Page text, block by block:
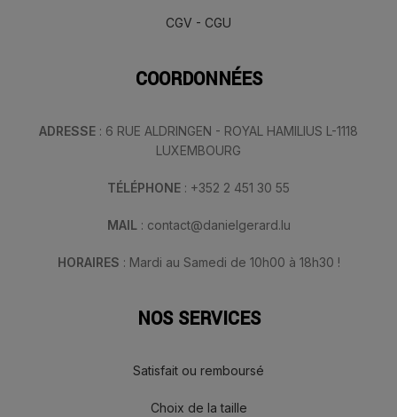
CGV - CGU
COORDONNÉES
ADRESSE : 6 RUE ALDRINGEN - ROYAL HAMILIUS L-1118
LUXEMBOURG
TÉLÉPHONE : +352 2 451 30 55
MAIL : contact@danielgerard.lu
HORAIRES : Mardi au Samedi de 10h00 à 18h30 !
NOS SERVICES
Satisfait ou remboursé
Choix de la taille